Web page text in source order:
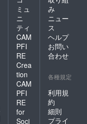
ミュ
ニ
ティ
CAM
PFI
RE
Crea
tion
CAM
PFI
RE
for
Soci
み
ニュー
ス
ヘルプ
お問い
合わせ
各種規定
利用規
約
細則
プライ